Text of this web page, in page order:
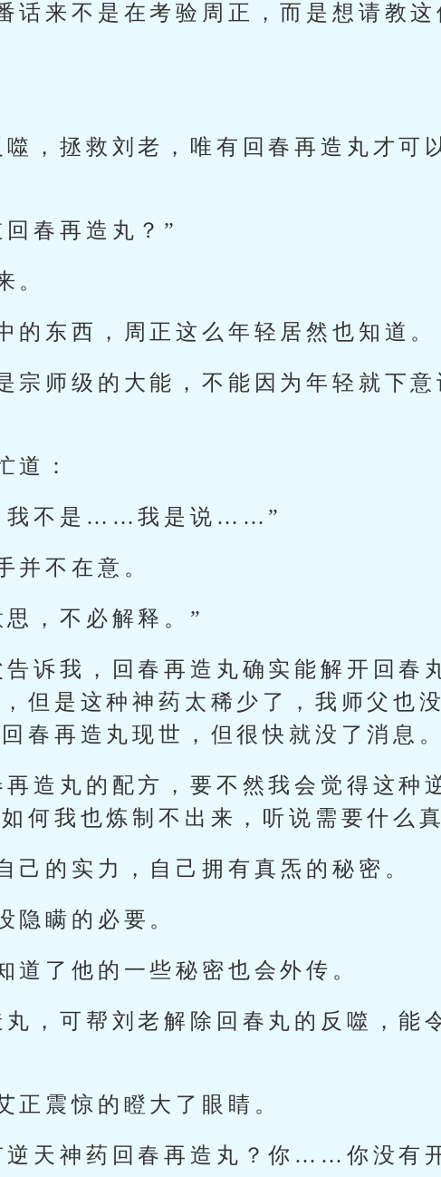
话来不是在考验周正，而是想请教这
，拯救刘老，唯有回春再造丸才可
春再造丸？”
。
的东西，周正这么年轻居然也知道。
宗师级的大能，不能因为年轻就下意
道：
我不是……我是说……”
并不在意。
，不必解释。”
诉我，回春再造丸确实能解开回春
但是这种神药太稀少了，我师父也
春再造丸现世，但很快就没了消息
造丸的配方，要不然我会觉得这种
何我也炼制不出来，听说需要什
己的实力，自己拥有真炁的秘密。
隐瞒的必要。
道了他的一些秘密也会外传。
，可帮刘老解除回春丸的反噬，能
正震惊的瞪大了眼睛。
逆天神药回春再造丸？你……你没有